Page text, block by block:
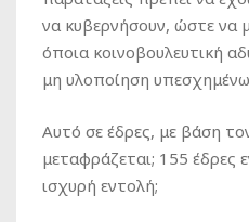
να κυβερνήσουν, ώστε να
όποια κοινοβουλευτική
μη υλοποίηση
Αυτό σε έδρες, με βάση
μεταφράζεται; 155 έδρες
ισχυρή εντολή;